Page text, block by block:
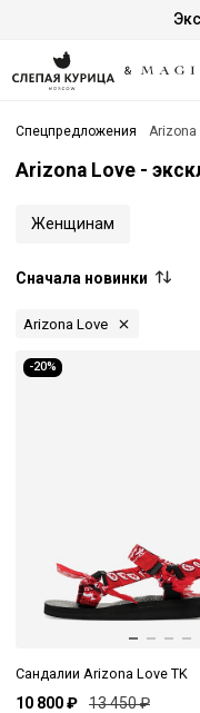
Спецпредложения Arizona
Arizona Love -
Женщинам
Сначала новинки
Arizona Love
-20%
Сандалии Arizona Love TK
10 800 ₽ 13 450 ₽